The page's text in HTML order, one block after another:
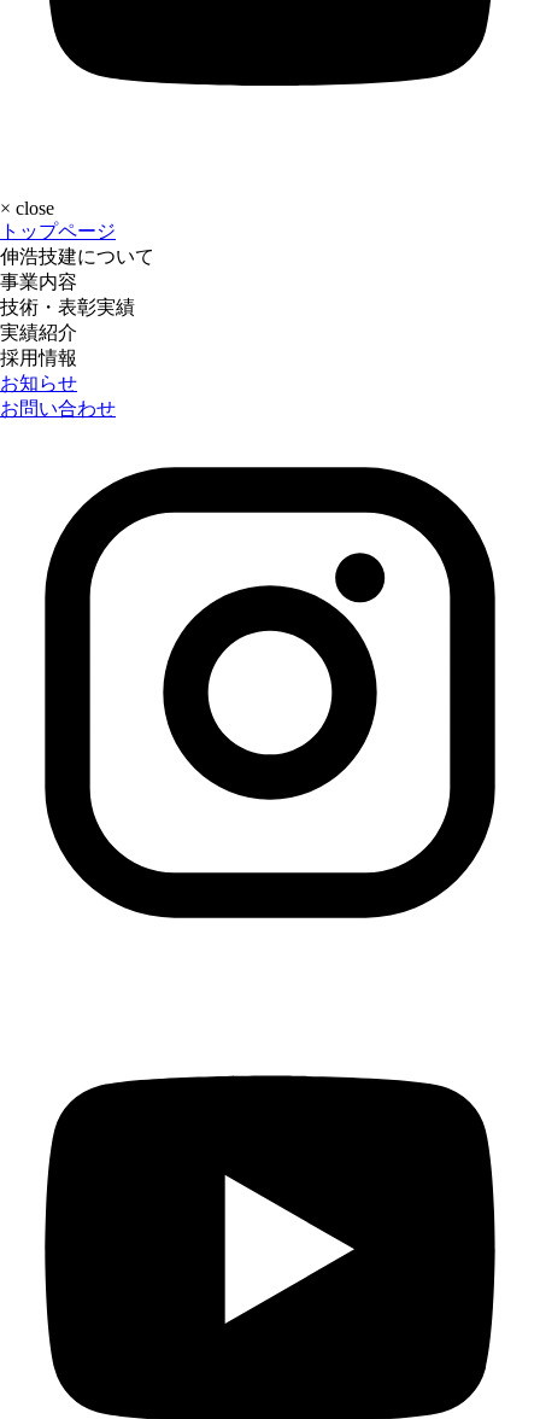
× close
トップページ
伸浩技建について
事業内容
技術・表彰実績
実績紹介
採用情報
お知らせ
お問い合わせ